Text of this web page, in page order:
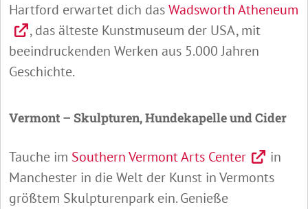
Hartford erwartet dich dasWadsworth Atheneum
, das älteste Kunstmuseum der USA, mit
beeindruckenden Werken aus 5.000 Jahren
Geschichte.
Vermont – Skulpturen, Hundekapelle und Cider
Tauche im Southern Vermont Arts Center
in
Manchester in die Welt der Kunst in Vermonts
größtem Skulpturenpark ein. Genieße